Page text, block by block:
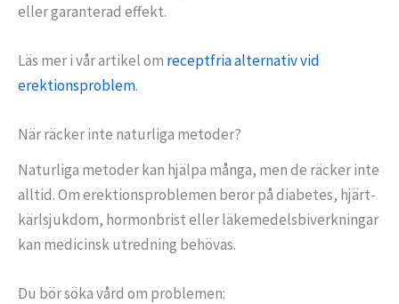
eller garanterad effekt.
Läs mer i vår artikel om receptfria alternativ vid
erektionsproblem.
När räcker inte naturliga metoder?
Naturliga metoder kan hjälpa många, men de räcker inte
alltid. Om erektionsproblemen beror på diabetes, hjärt-
kärlsjukdom, hormonbrist eller läkemedelsbiverkningar
kan medicinsk utredning behövas.
Du bör söka vård om problemen: